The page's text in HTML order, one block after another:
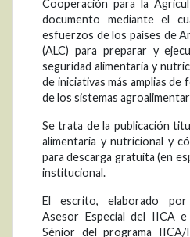
Cooperación para la
documento mediante el
esfuerzos de los países de
(ALC) para preparar y
seguridad alimentaria y
de iniciativas más amplias
de los sistemas
Se trata de la publicación
alimentaria y nutricional y
para descarga gratuita (en
institucional.
El escrito, elaborado por
Asesor Especial del IICA
Sénior del programa IICA/